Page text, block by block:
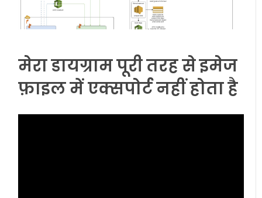
मेरा डायग्राम पूरी तरह से इमेज
फ़ाइल में एक्सपोर्ट नहीं होता है